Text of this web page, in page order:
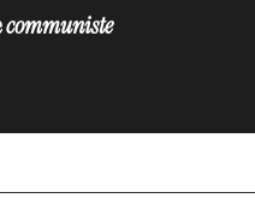
communiste